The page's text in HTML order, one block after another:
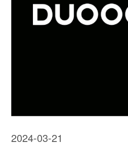
2024-03-21